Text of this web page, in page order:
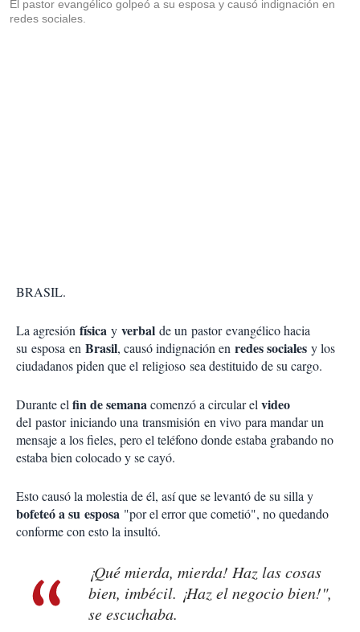
El pastor evangélico golpeó a su esposa y causó indignación en
redes sociales.
BRASIL.
La agresión física y verbal de un pastor evangélico hacia
su esposa en Brasil, causó indignación en redes sociales y los
ciudadanos piden que el religioso sea destituido de su cargo.
Durante elfin de semanacomenzó a circular elvideo
del pastor iniciando una transmisión en vivo para mandar un
mensaje a los fieles, pero el teléfono donde estaba grabando no
estaba bien colocado y se cayó.
Esto causó la molestia de él, así que se levantó de su silla y
bofeteó a su esposa "por el error que cometió", no quedando
conforme con esto la insultó.
¡Qué mierda, mierda! Haz las cosas
bien, imbécil. ¡Haz el negocio bien!",
se escuchaba.